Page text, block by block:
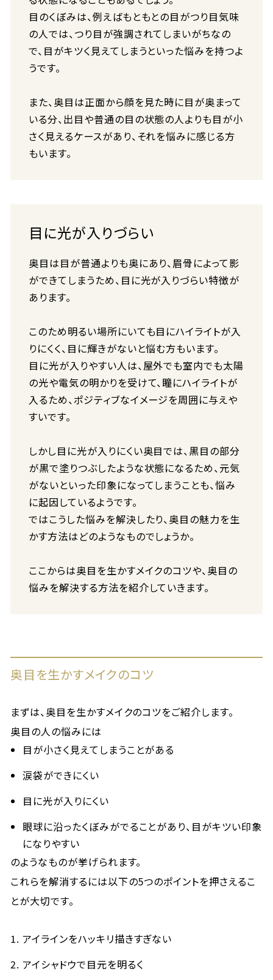
目のくぼみは、例えばもともとの目がつり目気味
の人では、つり目が強調されてしまいがちなの
で、目がキツく見えてしまうといった悩みを持つよ
うです。
また、奥目は正面から顔を見た時に目が奥まって
いる分、出目や普通の目の状態の人よりも目が小
さく見えるケースがあり、それを悩みに感じる方
もいます。
目に光が入りづらい
奥目は目が普通よりも奥にあり、眉骨によって影
ができてしまうため、目に光が入りづらい特徴が
あります。
このため明るい場所にいても目にハイライトが入
りにくく、目に輝きがないと悩む方もいます。
目に光が入りやすい人は、屋外でも室内でも太陽
の光や電気の明かりを受けて、瞳にハイライトが
入るため、ポジティブなイメージを周囲に与えや
すいです。
しかし目に光が入りにくい奥目では、黒目の部分
が黒で塗りつぶしたような状態になるため、元気
がないといった印象になってしまうことも、悩み
に起因しているようです。
ではこうした悩みを解決したり、奥目の魅力を生
かす方法はどのようなものでしょうか。
ここからは奥目を生かすメイクのコツや、奥目の
悩みを解決する方法を紹介していきます。
奥目を生かすメイクのコツ
まずは、奥目を生かすメイクのコツをご紹介します。
奥目の人の悩みには
目が小さく見えてしまうことがある
涙袋ができにくい
目に光が入りにくい
眼球に沿ったくぼみがでることがあり、目がキツい印象
になりやすい
のようなものが挙げられます。
これらを解消するには以下の5つのポイントを押さえるこ
とが大切です。
アイラインをハッキリ描きすぎない
アイシャドウで目元を明るく